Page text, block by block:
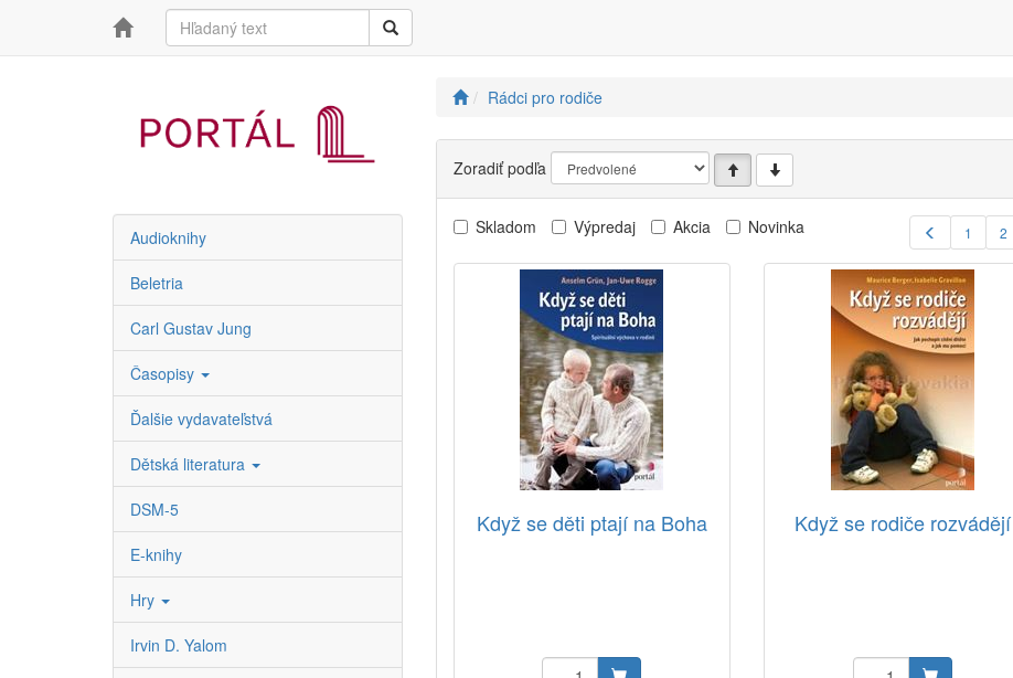
Audioknihy
Beletria
Carl Gustav Jung
Časopisy
Ďalšie vydavateľstvá
Dětská literatura
DSM-5
E-knihy
Hry
Irvin D. Yalom
Rádci pro rodiče
Zoradiť podľa
Skladom Výpredaj Akcia Novinka 1 2
Když se děti ptají na Boha Když se rodiče rozvádějí